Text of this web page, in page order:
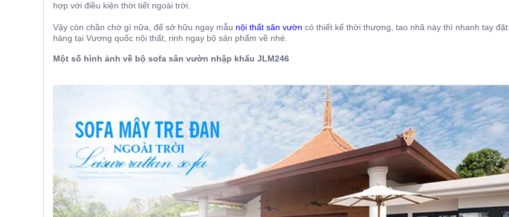
hợp với điều kiện thời tiết ngoài trời.
Vậy còn chần chờ gì nữa, để sở hữu ngay mẫu nội thất sân vườn có thiết kế thời thượng, tao nhã này thì nhanh tay đặt
hàng tại Vương quốc nội thất, rinh ngay bộ sản phẩm về nhé.
Một số hình ảnh về bộ sofa sân vườn nhập khẩu JLM246